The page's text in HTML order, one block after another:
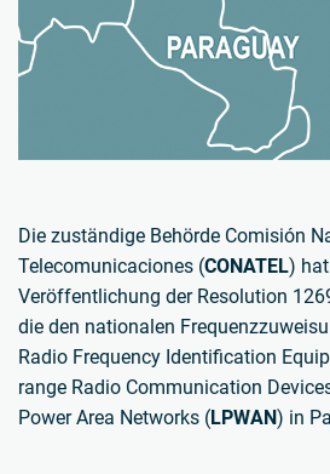
Die zuständige Behörde Comisión
Telecomunicaciones (CONATEL)
Veröffentlichung der Resolution
die den nationalen
Radio Frequency Identification
range Radio Communication
Power Area Networks (LPWAN) in